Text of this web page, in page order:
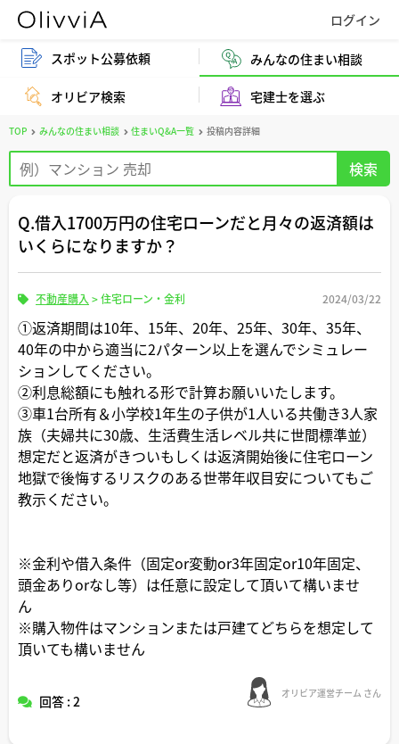
スポット公募依頼 みんなの住まい相談
オリビア検索 宅建士を選ぶ
TOP みんなの住まい相談 住まいQ&A一覧 投稿内容詳細
Q.借入1700万円の住宅ローンだと月々の返済額は
いくらになりますか？
不動産購入 >住宅ローン・金利 2024/03/22
①返済期間は10年、15年、20年、25年、30年、35年、
40年の中から適当に2パターン以上を選んでシミュレー
ションしてください。
②利息総額にも触れる形で計算お願いいたします。
③車1台所有＆小学校1年生の子供が1人いる共働き3人家
族（夫婦共に30歳、生活費生活レベル共に世間標準並）
想定だと返済がきついもしくは返済開始後に住宅ローン
地獄で後悔するリスクのある世帯年収目安についてもご
教示ください。
※金利や借入条件（固定or変動or3年固定or10年固定、
頭金ありorなし等）は任意に設定して頂いて構いませ
ん
※購入物件はマンションまたは戸建てどちらを想定して
頂いても構いません
回答 : 2 オリビア運営チーム さん